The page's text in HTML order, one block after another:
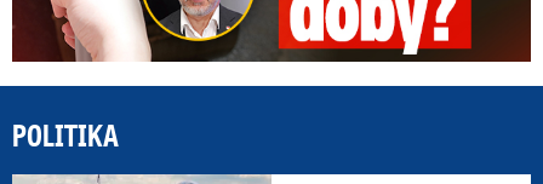
POLITIKA